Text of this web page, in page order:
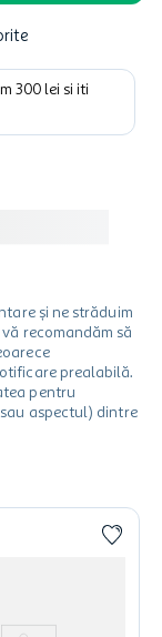
300 lei si iti
și ne străduim
recomandăm să
prealabilă.
pentru
aspectul) dintre